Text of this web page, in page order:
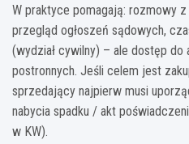
W praktyce pomagają: rozmowy
przegląd ogłoszeń sądowych,
(wydział cywilny) – ale dostęp
postronnych. Jeśli celem jest
sprzedający najpierw musi
nabycia spadku / akt
w KW).